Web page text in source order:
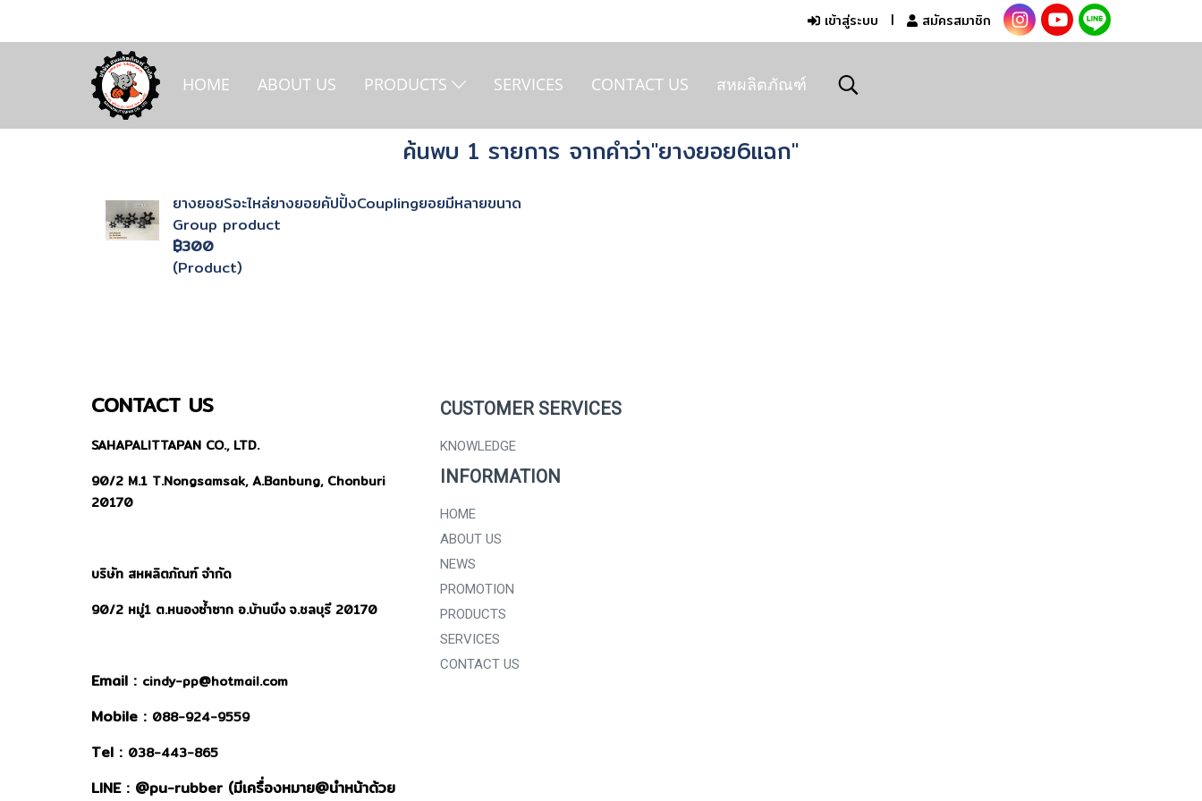
เข้าสู่ระบบ สมัครสมาชิก
HOME ABOUT US PRODUCTS SERVICES CONTACT US สหผลิตภัณฑ์
ค้นพบ 1 รายการ จากคำว่า"ยางยอย6แฉก"
ยางยอยSอะไหล่ยางยอยคัปปิ้งCouplingยอยมีหลายขนาด
Group product
฿300
(Product)
CONTACT US
SAHAPALITTAPAN CO., LTD.
90/2 M.1 T.Nongsamsak, A.Banbung, Chonburi
20170
บริษัท สหผลิตภัณฑ์ จำกัด
90/2 หมู่1 ต.หนองซ้ำซาก อ.บ้านบึง จ.ชลบุรี 20170
Email : cindy-pp@hotmail.com
Mobile : 088-924-9559
Tel : 038-443-865
LINE : @pu-rubber (มีเครื่องหมาย@นำหน้าด้วย
CUSTOMER SERVICES
KNOWLEDGE
INFORMATION
HOME
ABOUT US
NEWS
PROMOTION
PRODUCTS
SERVICES
CONTACT US